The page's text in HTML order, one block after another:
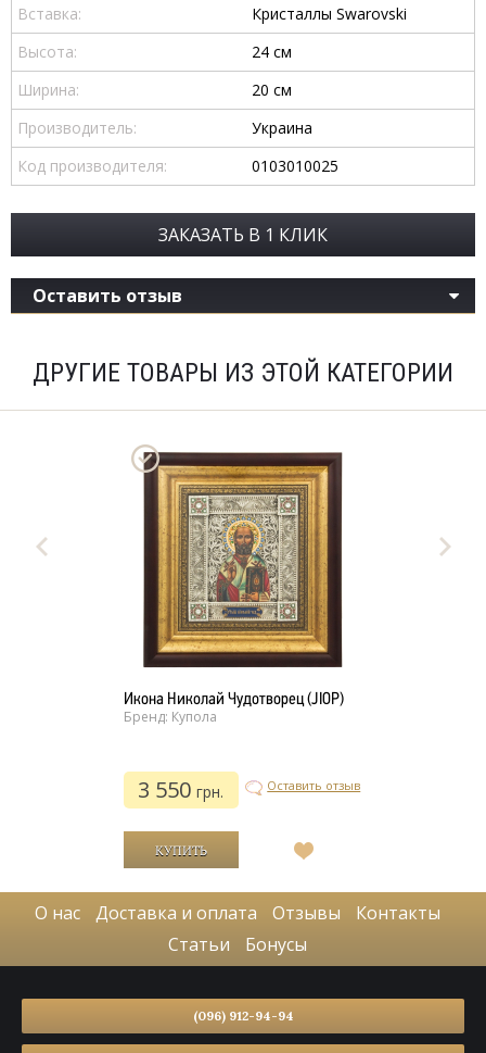
Вставка:
Кристаллы Swarovski
Высота:
24 см
Ширина:
20 см
Производитель:
Украина
Код производителя:
0103010025
ЗАКАЗАТЬ В 1 КЛИК
Оставить отзыв
ДРУГИЕ ТОВАРЫ ИЗ ЭТОЙ КАТЕГОРИИ
Икона Николай Чудотворец (JIOP)
Бренд: Купола
3 550грн. Оставить отзыв
желаний
О нас Доставка и оплата Отзывы
Контакты
Статьи
Бонусы
(096) 912-94-94